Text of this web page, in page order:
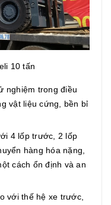
10 tấn
nghiệm trong điều
vật liệu cứng, bền bỉ
4 lốp trước, 2 lốp
hàng hóa nặng,
cách ổn định và an
với thế hệ xe trước,